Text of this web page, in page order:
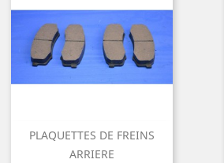
PLAQUETTES DE FREINS
ARRIERE
Aperçu rapide